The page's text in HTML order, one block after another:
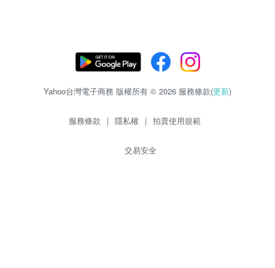
Yahoo台灣電子商務 版權所有 © 2026 服務條款(更新)
服務條款 | 隱私權 | 拍賣使用規範
交易安全